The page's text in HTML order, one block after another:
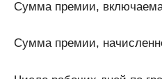
Сумма премии,
Сумма премии,